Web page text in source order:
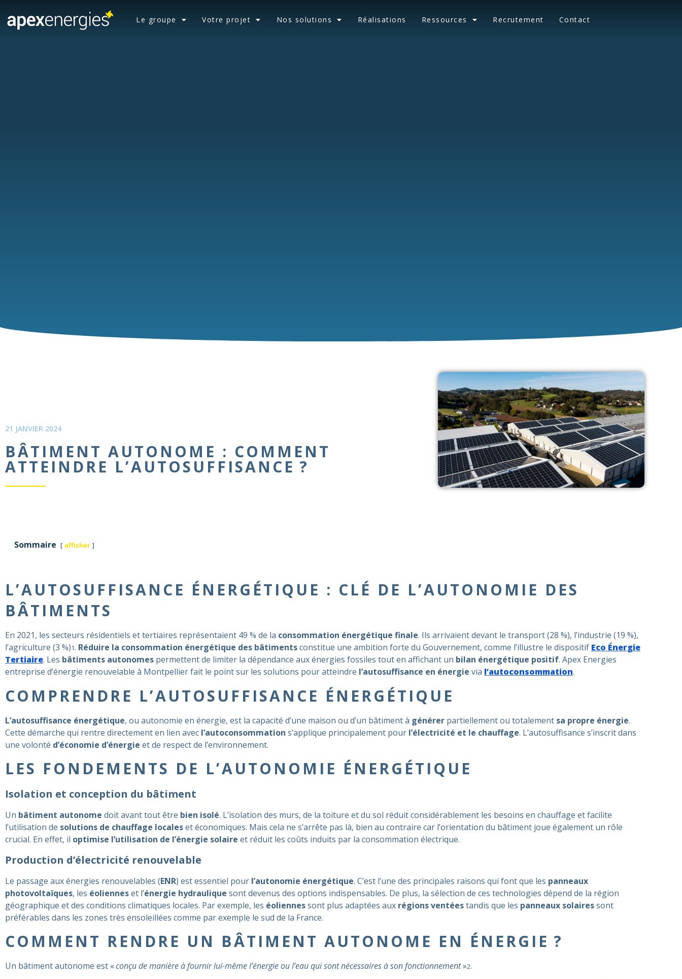
Le groupe Votre projet Nos solutions Réalisations Ressources Recrutement Contact
21 JANVIER 2024
BÂTIMENT AUTONOME : COMMENT
ATTEINDRE L’AUTOSUFFISANCE ?
Sommaire afficher
L’AUTOSUFFISANCE ÉNERGÉTIQUE : CLÉ DE L’AUTONOMIE DES
BÂTIMENTS
En 2021, les secteurs résidentiels et tertiaires représentaient 49 % de la consommation énergétique finale. Ils arrivaient devant le transport (28 %), l’industrie (19 %),
l’agriculture (3 %)1. Réduire la consommation énergétique des bâtimentsconstitue une ambition forte du Gouvernement, comme l’illustre le dispositif Eco Énergie
Tertiaire. Les bâtiments autonomes permettent de limiter la dépendance aux énergies fossiles tout en affichant un bilan énergétique positif. Apex Energies
entreprise d’énergie renouvelable à Montpellier fait le point sur les solutions pour atteindre l’autosuffisance en énergie via l’autoconsommation.
COMPRENDRE L’AUTOSUFFISANCE ÉNERGÉTIQUE
L’autosuffisance énergétique, ou autonomie en énergie, est la capacité d’une maison ou d’un bâtiment à générer partiellement ou totalement sa propre énergie.
Cette démarche qui rentre directement en lien avec l’autoconsommation s’applique principalement pour l’électricité et le chauffage​​​​. L’autosuffisance s’inscrit dans
une volonté d’économie d’énergie et de respect de l’environnement.
LES FONDEMENTS DE L’AUTONOMIE ÉNERGÉTIQUE
Isolation et conception du bâtiment
Un bâtiment autonome doit avant tout être bien isolé. L’isolation des murs, de la toiture et du sol réduit considérablement les besoins en chauffage et facilite
l’utilisation de solutions de chauffage localeset économiques. Mais cela ne s’arrête pas là, bien au contraire car l’orientation du bâtiment joue également un rôle
crucial. En effet, il optimise l’utilisation de l’énergie solaire et réduit les coûts induits par la consommation électrique.
Production d’électricité renouvelable
Le passage aux énergies renouvelables (ENR) est essentiel pour l’autonomie énergétique. C’est l’une des principales raisons qui font que les panneaux
photovoltaïques, les éolienneset l’énergie hydraulique sont devenus des options indispensables. De plus, la sélection de ces technologies dépend de la région
géographique et des conditions climatiques locales. Par exemple, les éoliennessont plus adaptées aux régions ventéestandis que les panneaux solairessont
préférables dans les zones très ensoleillées comme par exemple le sud de la France.
COMMENT RENDRE UN BÂTIMENT AUTONOME EN ÉNERGIE ?
Un bâtiment autonome est «conçu de manière à fournir lui-même l’énergie ou l’eau qui sont nécessaires à son fonctionnement»2.